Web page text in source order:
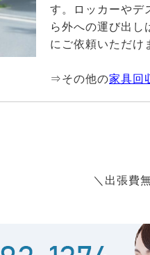
す。ロッカーやデ
ら外への運び出し
にご依頼いただけ
⇒その他の家具回
＼出張費